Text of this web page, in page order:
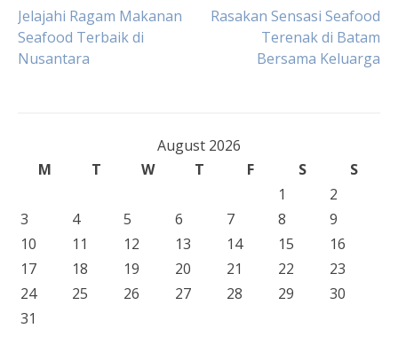
Post
navigation
Jelajahi Ragam Makanan
Seafood Terbaik di
Nusantara
Rasakan Sensasi Seafood
Terenak di Batam
Bersama Keluarga
August 2026
M
T W T F S
S
1
2
3
4 5 6 7 8
9
10
11 12 13 14 15
16
17
18 19 20 21 22
23
24
25 26 27 28 29
30
31